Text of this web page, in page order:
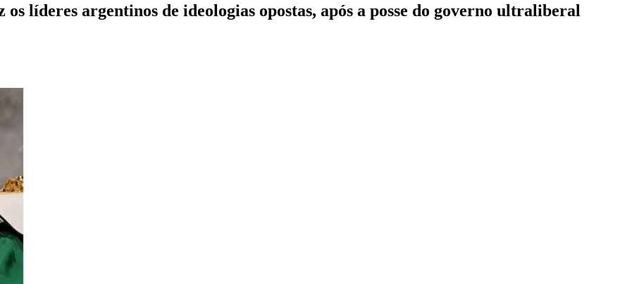
líderes argentinos de ideologias opostas, após a posse do governo ultraliberal